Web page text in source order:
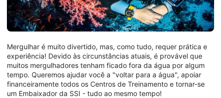
Mergulhar é muito divertido, mas, como tudo, requer prática e
experiência! Devido às circunstâncias atuais, é provável que
muitos mergulhadores tenham ficado fora da água por algum
tempo. Queremos ajudar você a "voltar para a água", apoiar
financeiramente todos os Centros de Treinamento e tornar-se
um Embaixador da SSI - tudo ao mesmo tempo!